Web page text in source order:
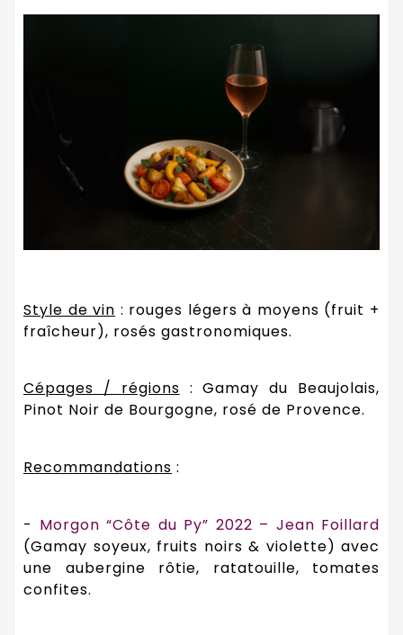
Style de vin : rouges légers à moyens (fruit +
fraîcheur), rosés gastronomiques.
Cépages / régions : Gamay du Beaujolais,
Pinot Noir de Bourgogne, rosé de Provence.
Recommandations :
- Morgon “Côte du Py” 2022 – Jean Foillard
(Gamay soyeux, fruits noirs & violette) avec
une aubergine rôtie, ratatouille, tomates
confites.